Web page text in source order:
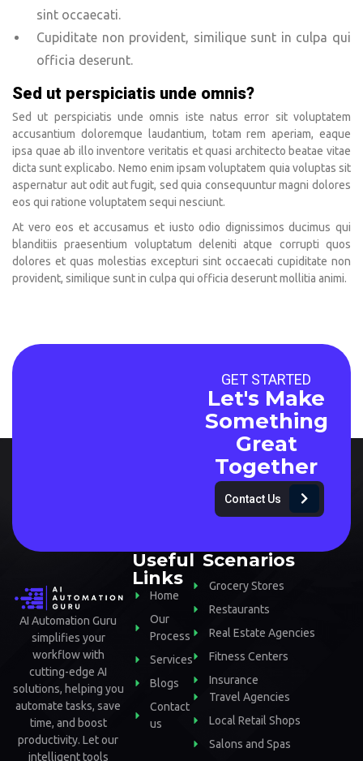
sint occaecati.
Cupiditate non provident, similique sunt in culpa qui
officia deserunt.
Sed ut perspiciatis unde omnis?
Sed ut perspiciatis unde omnis iste natus error sit voluptatem
accusantium doloremque laudantium, totam rem aperiam, eaque
ipsa quae ab illo inventore veritatis et quasi architecto beatae vitae
dicta sunt explicabo. Nemo enim ipsam voluptatem quia voluptas sit
aspernatur aut odit aut fugit, sed quia consequuntur magni dolores
eos qui ratione voluptatem sequi nesciunt.
At vero eos et accusamus et iusto odio dignissimos ducimus qui
blanditiis praesentium voluptatum deleniti atque corrupti quos
dolores et quas molestias excepturi sint occaecati cupiditate non
provident, similique sunt in culpa qui officia deserunt mollitia animi.
GET STARTED
Let's Make
Something
Great
Together
Contact Us
AI Automation Guru
simplifies your
workflow with
cutting-edge AI
solutions, helping you
automate tasks, save
time, and boost
productivity. Let our
intelligent tools
Useful
Links
Home
Our
Process
Services
Blogs
Contact
us
Scenarios
Grocery Stores
Restaurants
Real Estate Agencies
Fitness Centers
Insurance
Travel Agencies
Local Retail Shops
Salons and Spas